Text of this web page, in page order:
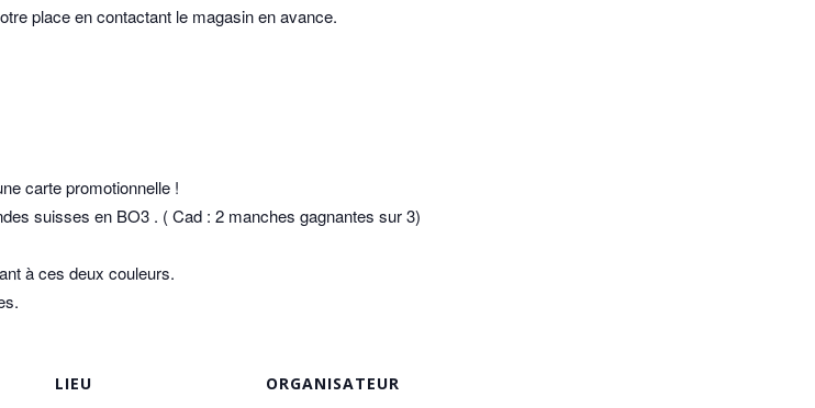
place en contactant le magasin en avance.
carte promotionnelle !
suisses en BO3 . ( Cad : 2 manches gagnantes sur 3)
à ces deux couleurs.
LIEU ORGANISATEUR